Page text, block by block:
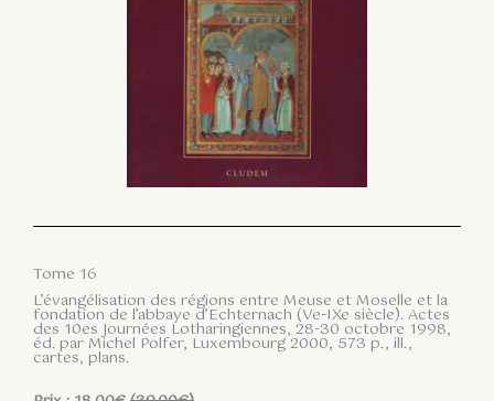
Tome 16
L’évangélisation des régions entre Meuse et Moselle et la
fondation de l’abbaye d’Echternach (Ve-IXe siècle). Actes
des 10es Journées Lotharingiennes, 28-30 octobre 1998,
éd. par Michel Polfer, Luxembourg 2000, 573 p., ill.,
cartes, plans.